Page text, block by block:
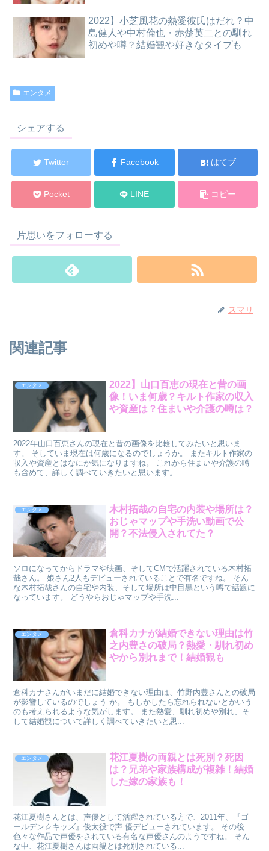
2022】小芝風花の熱愛彼氏はだれ？中
島健人や中村倫也・赤楚英二との馴れ
初めや噂？結婚観や好きなタイプも
エンタメ
シェアする
Twitter Facebook はてブ
Pocket LINE コピー
片思いをフォローする
スマリ
関連記事
エンタメ
2022】山口百恵の現在と昔の画
像！いま何歳？キルト作家の収入
や資産は？住まいや介護の噂は？
2022年山口百恵さんの現在と昔の画像を比較してみたいと思いま
す。 そしていま現在は何歳になるのでしょうか。 またキルト作家の
収入や資産とはなにか気になりますね。 これから住まいや介護の噂
も含めて、詳しく調べていきたいと思います。...
エンタメ
木村拓哉の自宅の内装や場所は？
おじゃマップや手洗い動画で公
開？不法侵入されてた？
ソロになってからドラマや映画、そしてCMで活躍されている木村拓
哉さん。 娘さん2人もデビューされていることで有名ですね。 そん
な木村拓哉さんの自宅や内装、そして場所は中目黒という噂で話題に
なっています。 どうやらおじゃマップや手洗...
エンタメ
倉科カナが結婚できない理由は竹
之内豊さの破局？熱愛・馴れ初め
やから別れまで！結婚観も
倉科カナさんがいまだに結婚できない理由は、竹野内豊さんとの破局
が影響しているのでしょう か。 もしかしたら忘れられないとかいう
のも考えられるような気がします。 また熱愛、馴れ初めや別れ、そ
して結婚観について詳しく調べていきたいと思...
エンタメ
花江夏樹の両親とは死別？死因
は？兄弟や家族構成が複雑！結婚
した嫁の家族も！
花江夏樹さんとは、声優として活躍されている方で、2011年、『ゴ
ールデン☆キッズ』俊太役で声 優デビューされています。 その後
色々な作品で声優をされている有名な声優さんのようですね。 そん
な中、花江夏樹さんは両親とは死別されている...